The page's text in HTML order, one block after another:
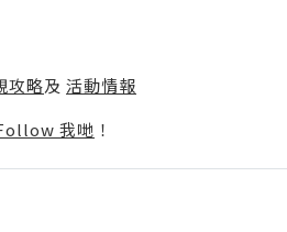
攻略及 活動情報
我哋 ！